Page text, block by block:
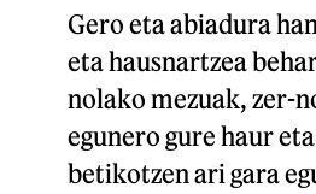
Gero eta abiadura
eta hausnartzea
nolako mezuak, zer-
egunero gure haur
betikotzen ari gara